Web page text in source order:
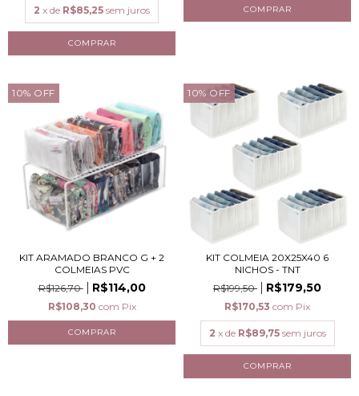
2 x de R$85,25 sem juros
10% OFF
KIT ARAMADO BRANCO G + 2
COLMEIAS PVC
R$126,70
R$114,00
R$108,30 com Pix
10% OFF
KIT COLMEIA 20X25X40 6
NICHOS - TNT
R$199,50
R$179,50
R$170,53 com Pix
2 x de R$89,75 sem juros